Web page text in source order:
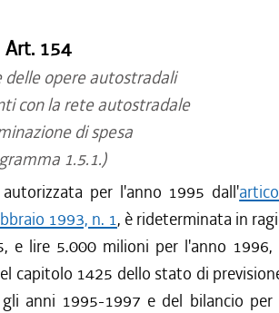
Art. 154
delle opere autostradali
con la rete autostradale
di spesa
1.5.1.)
per l'anno 1995 dall'
1993, n. 1, è rideterminata in
e lire 5.000 milioni per l'anno 1996,
capitolo 1425 dello stato di
anni 1995-1997 e del bilancio per